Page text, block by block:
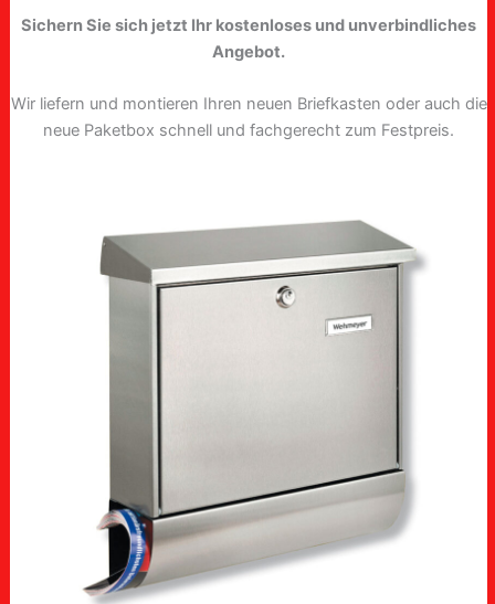
Sichern Sie sich jetzt Ihr kostenloses und unverbindliches
Angebot.
Wir liefern und montieren Ihren neuen Briefkasten oder auch die
neue Paketbox schnell und fachgerecht zum Festpreis.